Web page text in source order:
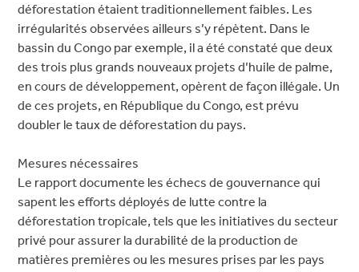
déforestation étaient traditionnellement faibles. Les
irrégularités observées ailleurs s’y répètent. Dans le
bassin du Congo par exemple, il a été constaté que deux
des trois plus grands nouveaux projets d’huile de palme,
en cours de développement, opèrent de façon illégale. Un
de ces projets, en République du Congo, est prévu
doubler le taux de déforestation du pays.
Mesures nécessaires
Le rapport documente les échecs de gouvernance qui
sapent les efforts déployés de lutte contre la
déforestation tropicale, tels que les initiatives du secteur
privé pour assurer la durabilité de la production de
matières premières ou les mesures prises par les pays